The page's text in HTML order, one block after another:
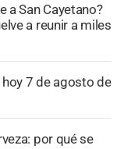
a San Cayetano?
a reunir a miles
7 de agosto de
por qué se